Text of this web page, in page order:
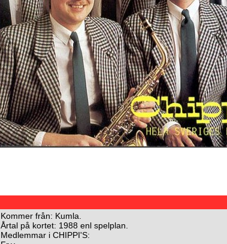
Kommer från: Kumla.
Årtal på kortet: 1988 enl spelplan.
Medlemmar i CHIPPI'S: